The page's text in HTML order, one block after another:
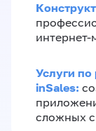
интернет-
Услуги по
inSales:
сложных